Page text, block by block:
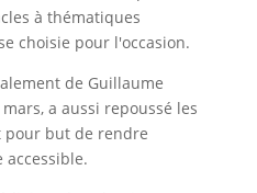
à thématiques
choisie pour l'occasion.
de Guillaume
a aussi repoussé les
pour but de rendre